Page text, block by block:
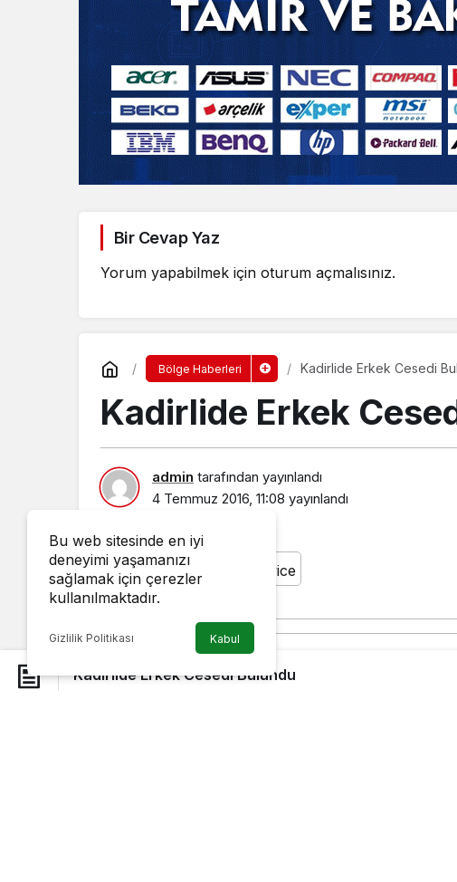
Bir Cevap Yaz
Yorum yapabilmek için oturum açmalısınız.
Bölge Haberleri Kadirlide Erkek Cesedi
Kadirlide Erkek
admin tarafından yayınlandı
4 Temmuz 2016, 11:08 yayınlandı
Osmaniye’nin Kadirli ilçesinde Savrun çayının
bulundu..\r\n\r\nOsmaniye’nin Kadirli ilçesinde
Kadirlide Erkek Cesedi Bulundu
Bu web sitesinde en iyi
deneyimi yaşamanızı
sağlamak için çerezler
kullanılmaktadır.
Gizlilik Politikası Kabul